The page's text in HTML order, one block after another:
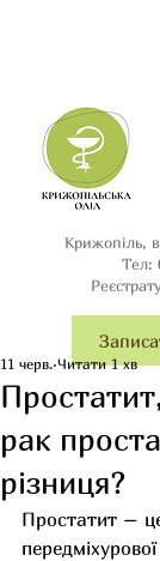
Крижопіль,
Тел:
рак
різниця?
11 черв. Читати 1 хв
Простатит –